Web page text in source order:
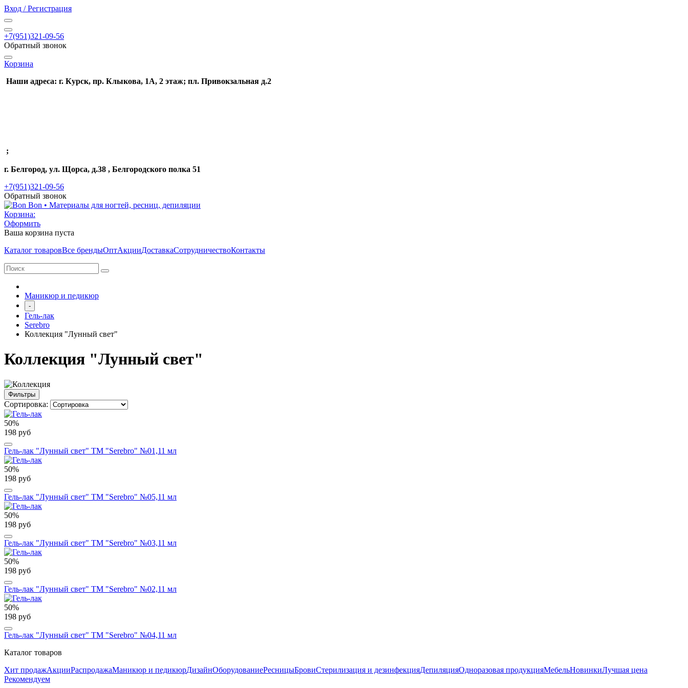
Вход / Регистрация
+7(951)321-09-56
Обратный звонок
Корзина
Наши адреса: г. Курск, пр. Клыкова, 1А, 2 этаж; пл. Привокзальная д.2
;
г. Белгород, ул. Щорса, д.38 , Белгородского полка 51
+7(951)321-09-56
Обратный звонок
Корзина:
Оформить
Ваша корзина пуста
Каталог товаровВсе брендыОптАкцииДоставкаСотрудничествоКонтакты
Маникюр и педикюр
-
Гель-лак
Serebro
Коллекция "Лунный свет"
Коллекция "Лунный свет"
Фильтры
Сортировка:
50%
198 руб
Гель-лак "Лунный свет" ТМ "Serebro" №01,11 мл
50%
198 руб
Гель-лак "Лунный свет" ТМ "Serebro" №05,11 мл
50%
198 руб
Гель-лак "Лунный свет" ТМ "Serebro" №03,11 мл
50%
198 руб
Гель-лак "Лунный свет" ТМ "Serebro" №02,11 мл
50%
198 руб
Гель-лак "Лунный свет" ТМ "Serebro" №04,11 мл
Каталог товаров
Хит продажАкцииРаспродажаМаникюр и педикюрДизайнОборудованиеРесницыБровиСтерилизация и дезинфекцияДепиляцияОдноразовая продукцияМебельНовинкиЛучшая цена
Рекомендуем